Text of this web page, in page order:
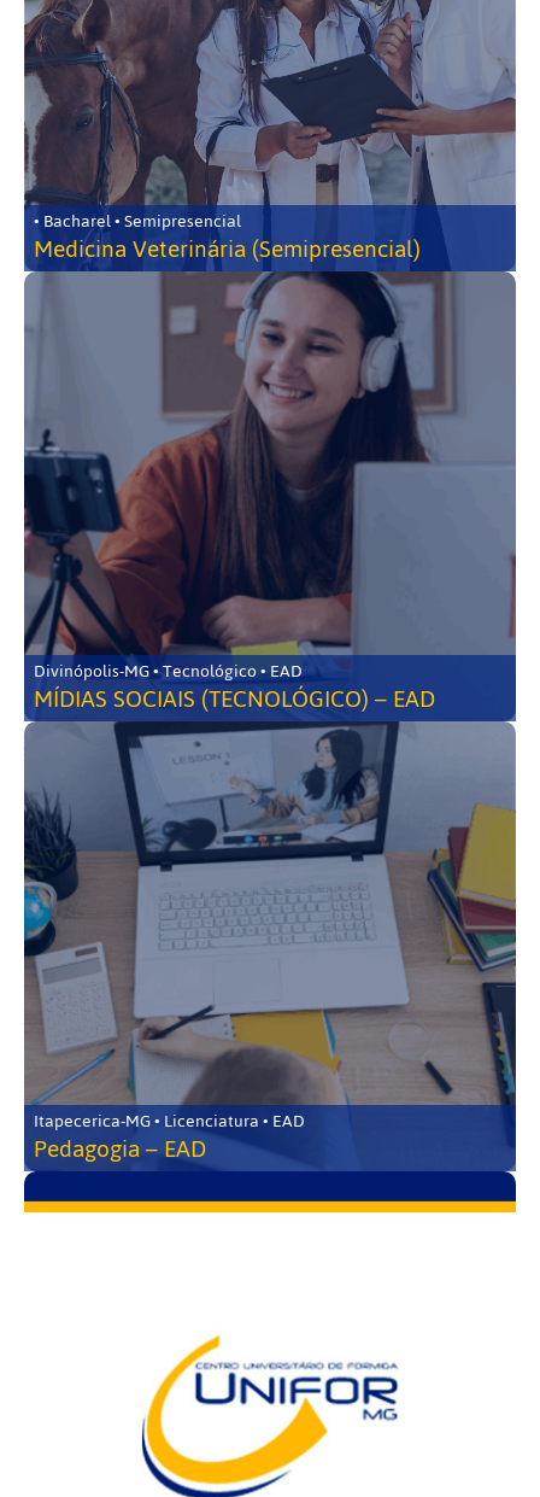
• Bacharel • Semipresencial
Medicina Veterinária (Semipresencial)
Divinópolis-MG • Tecnológico • EAD
MÍDIAS SOCIAIS (TECNOLÓGICO) – EAD
Itapecerica-MG • Licenciatura • EAD
Pedagogia – EAD